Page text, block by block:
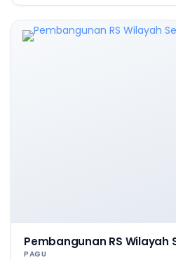
Pembangunan RS Wilayah
PAGU